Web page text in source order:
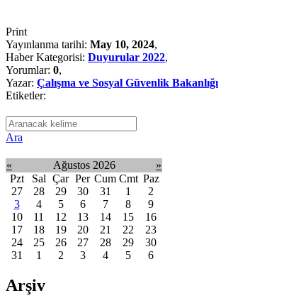
Print
Yayınlanma tarihi: May 10, 2024,
Haber Kategorisi: Duyurular 2022,
Yorumlar: 0,
Yazar: Çalışma ve Sosyal Güvenlik Bakanlığı
Etiketler:
Ara
« Ağustos 2026
»
Pzt
Sal Çar Per Cum Cmt Paz
27
28 29 30 31 1
2
3
4 5 6 7 8
9
10
11 12 13 14 15
16
17
18 19 20 21 22
23
24
25 26 27 28 29
30
31
1 2 3 4 5 6
Arşiv